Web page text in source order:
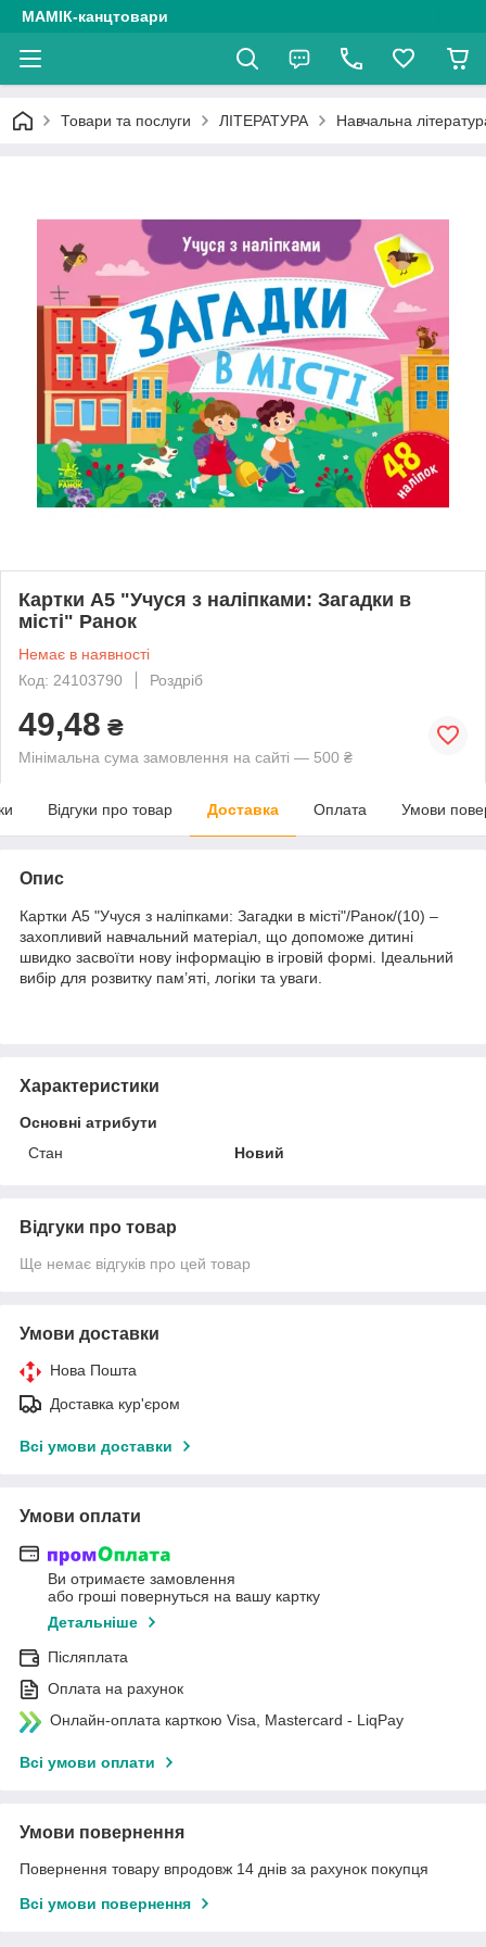
МАМІК-канцтовари
Товари та послуги ЛІТЕРАТУРА Навчальна
Картки A5 "Учуся з наліпками: Загадки в
місті" Ранок
Немає в наявності
Код: 24103790
Роздріб
49,48 ₴
Мінімальна сума замовлення на сайті — 500 ₴
Відгуки про товар Доставка Оплата Умови
Опис
Картки A5 "Учуся з наліпками: Загадки в місті"/Ранок/(10) –
захопливий навчальний матеріал, що допоможе дитині
швидко засвоїти нову інформацію в ігровій формі. Ідеальний
вибір для розвитку пам’яті, логіки та уваги.
Характеристики
Основні атрибути
Стан
Новий
Відгуки про товар
Ще немає відгуків про цей товар
Умови доставки
Нова Пошта
Доставка кур'єром
Всі умови доставки
Умови оплати
Ви отримаєте замовлення
або гроші повернуться на вашу картку
Детальніше
Післяплата
Оплата на рахунок
Онлайн-оплата карткою Visa, Mastercard - LiqPay
Всі умови оплати
Умови повернення
Повернення товару впродовж 14 днів за рахунок покупця
Всі умови повернення